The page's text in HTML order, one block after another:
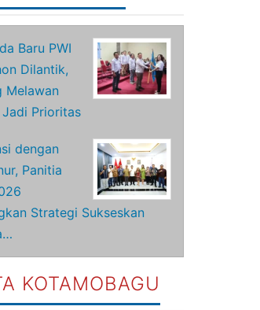
Baru PWI
Dilantik,
Melawan
Prioritas
dengan
Panitia
Strategi Sukseskan
KOTAMOBAGU